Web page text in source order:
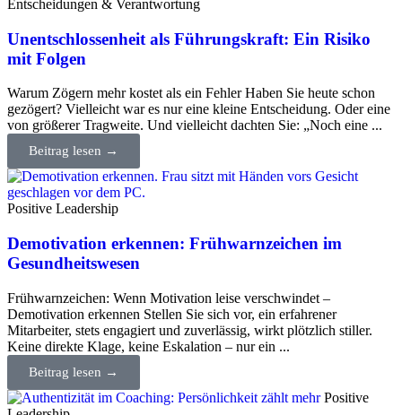
Entscheidungen & Verantwortung
Unentschlossenheit als Führungskraft: Ein Risiko
mit Folgen
Warum Zögern mehr kostet als ein Fehler Haben Sie heute schon
gezögert? Vielleicht war es nur eine kleine Entscheidung. Oder eine
von größerer Tragweite. Und vielleicht dachten Sie: „Noch eine ...
Beitrag lesen →
Positive Leadership
Demotivation erkennen: Frühwarnzeichen im
Gesundheitswesen
Frühwarnzeichen: Wenn Motivation leise verschwindet –
Demotivation erkennen Stellen Sie sich vor, ein erfahrener
Mitarbeiter, stets engagiert und zuverlässig, wirkt plötzlich stiller.
Keine direkte Klage, keine Eskalation – nur ein ...
Beitrag lesen →
Positive